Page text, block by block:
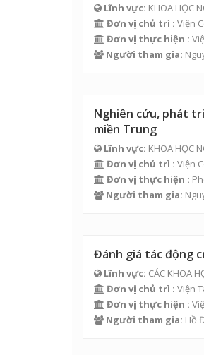
Lĩnh vực: KHOA HỌC
Đơn vị chủ trì : Viện
Đơn vị thực hiện :
Người tham gia:
Nghiên cứu, phát
miền Trung
Lĩnh vực: KHOA HỌC
Đơn vị chủ trì : Viện
Đơn vị thực hiện :
Người tham gia:
Đánh giá tác động
Lĩnh vực: CÁC KHOA
Đơn vị chủ trì : Viện
Đơn vị thực hiện :
Người tham gia: Hồ